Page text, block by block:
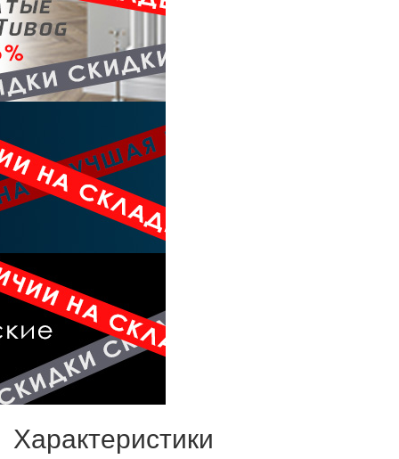
Характеристики